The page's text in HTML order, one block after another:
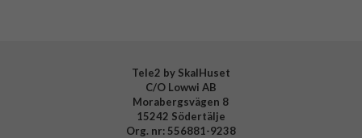
Tele2 by SkalHuset
C/O Lowwi AB
Morabergsvägen 8
15242 Södertälje
Org. nr: 556881-9238